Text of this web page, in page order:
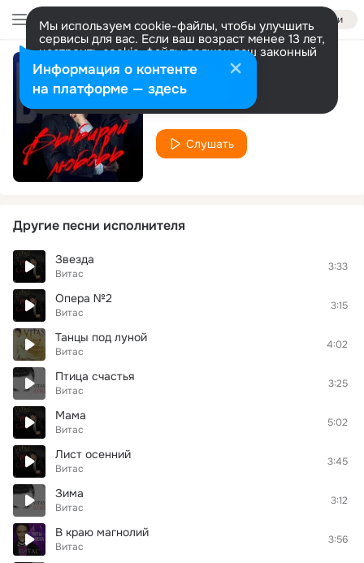
Войти
Мы используем cookie-файлы, чтобы улучшить
сервисы для вас. Если ваш возраст менее 13 лет,
настроить cookie-файлы должен ваш законный
представитель. Больше информации
Разрешить все Настроить
Выбирай
Витас
Слушать
Другие песни исполнителя
Звезда
Витас
3:33
Опера №2
Витас
3:15
Танцы под луной
Витас
4:02
Птица счастья
Витас
3:25
Мама
Витас
5:02
Лист осенний
Витас
3:45
Зима
Витас
3:12
В краю магнолий
Витас
3:56
Информация о контенте
на платформе — здесь